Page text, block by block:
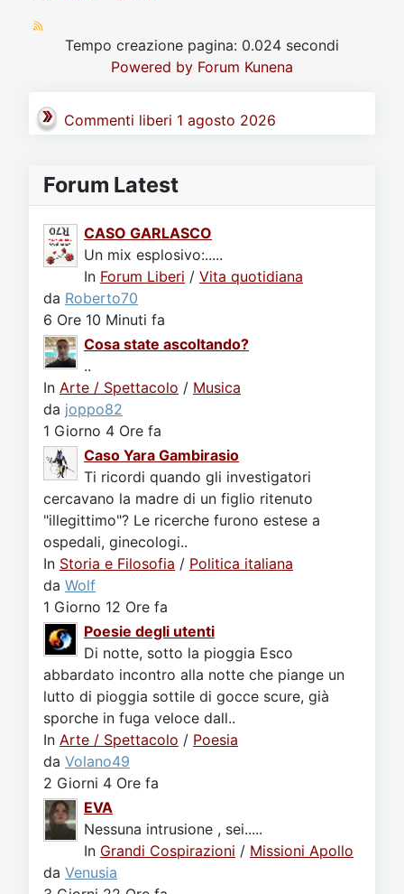
Tempo creazione pagina: 0.024 secondi
Powered by Forum Kunena
Commenti liberi 1 agosto 2026
Forum Latest
CASO GARLASCO
Un mix esplosivo:.....
In Forum Liberi / Vita quotidiana
da Roberto70
6 Ore 10 Minuti fa
Cosa state ascoltando?
..
In Arte / Spettacolo / Musica
da joppo82
1 Giorno 4 Ore fa
Caso Yara Gambirasio
Ti ricordi quando gli investigatori
cercavano la madre di un figlio ritenuto
"illegittimo"? Le ricerche furono estese a
ospedali, ginecologi..
In Storia e Filosofia / Politica italiana
da Wolf
1 Giorno 12 Ore fa
Poesie degli utenti
Di notte, sotto la pioggia Esco
abbardato incontro alla notte che piange un
lutto di pioggia sottile di gocce scure, già
sporche in fuga veloce dall..
In Arte / Spettacolo / Poesia
da Volano49
2 Giorni 4 Ore fa
EVA
Nessuna intrusione , sei.....
In Grandi Cospirazioni / Missioni Apollo
da Venusia